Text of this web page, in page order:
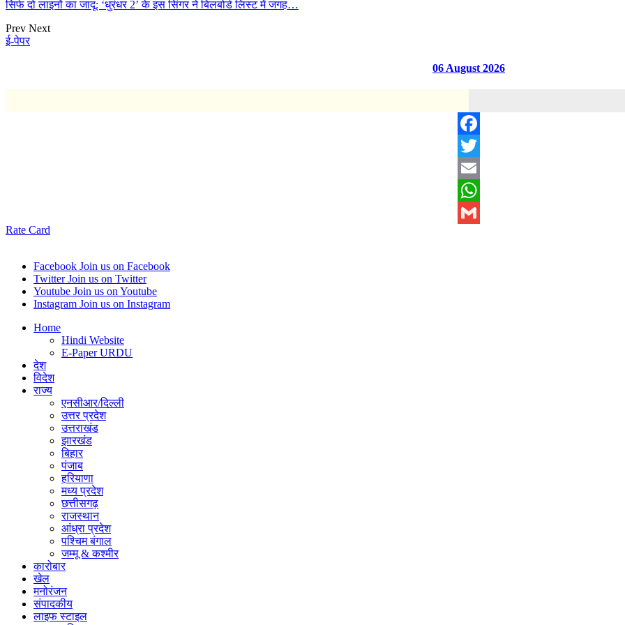
सिर्फ दो लाइनों का जादू: ‘धुरंधर 2’ के इस सिंगर ने बिलबोर्ड लिस्ट में जगह…
Prev Next
ई-पेपर
06 August 2026
Facebook
Twitter
Email
WhatsApp
Rate Card
Facebook Join us on Facebook
Twitter Join us on Twitter
Youtube Join us on Youtube
Instagram Join us on Instagram
Home
Hindi Website
E-Paper URDU
देश
विदेश
राज्य
एनसीआर/दिल्ली
उत्तर प्रदेश
उत्तराखंड
झारखंड
बिहार
पंजाब
हरियाणा
मध्य प्रदेश
छत्तीसगढ़
राजस्थान
आंध्रा प्रदेश
पश्चिम बंगाल
जम्मू & कश्मीर
कारोबार
खेल
मनोरंजन
संपादकीय
लाइफ स्टाइल